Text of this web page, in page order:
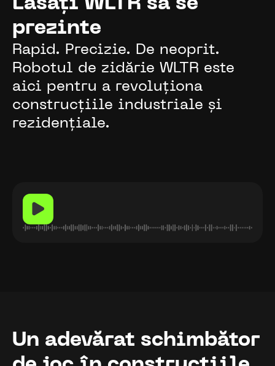
Lăsați WLTR să se
prezinte
Rapid. Precizie. De neoprit.
Robotul de zidărie WLTR este
aici pentru a revoluționa
construcțiile industriale și
rezidențiale.
Un adevărat schimbător